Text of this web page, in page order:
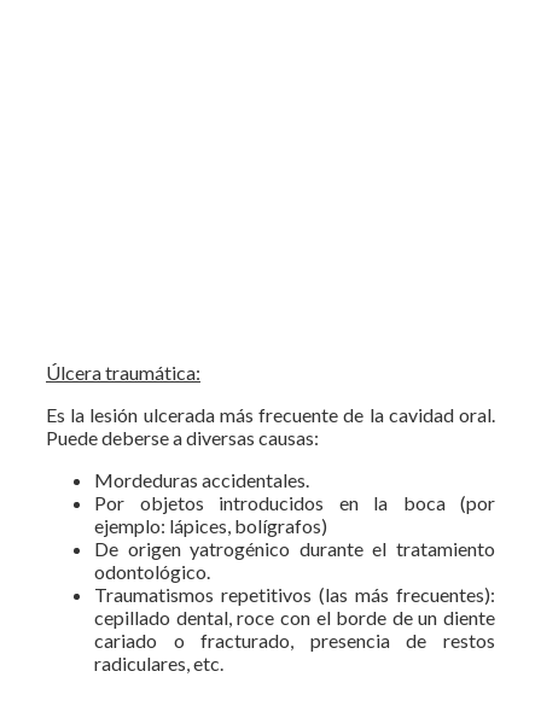
Úlcera traumática:
Es la lesión ulcerada más frecuente de la cavidad oral.
Puede deberse a diversas causas:
Mordeduras accidentales.
Por objetos introducidos en la boca (por
ejemplo: lápices, bolígrafos)
De origen yatrogénico durante el tratamiento
odontológico.
Traumatismos repetitivos (las más frecuentes):
cepillado dental, roce con el borde de un diente
cariado o fracturado, presencia de restos
radiculares, etc.